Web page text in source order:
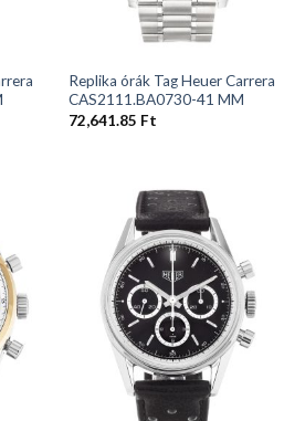
Replika órák Tag Heuer Carrera
CAS2111.BA0730-41 MM
72,641.85 Ft